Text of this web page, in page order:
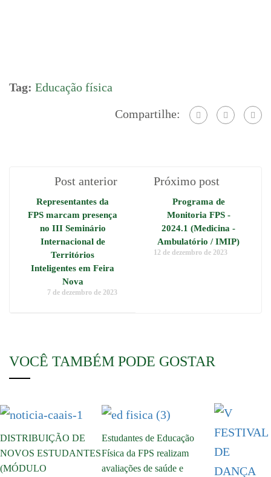
Tag: Educação física
Compartilhe:
Post anterior
Representantes da
FPS marcam presença
no III Seminário
Internacional de
Territórios
Inteligentes em Feira
Nova
7 de dezembro de 2023
Próximo post
Programa de
Monitoria FPS -
2024.1 (Medicina -
Ambulatório / IMIP)
12 de dezembro de 2023
VOCÊ TAMBÉM PODE GOSTAR
DISTRIBUIÇÃO DE
NOVOS ESTUDANTES
(MÓDULO
Estudantes de Educação
Física da FPS realizam
avaliações de saúde e